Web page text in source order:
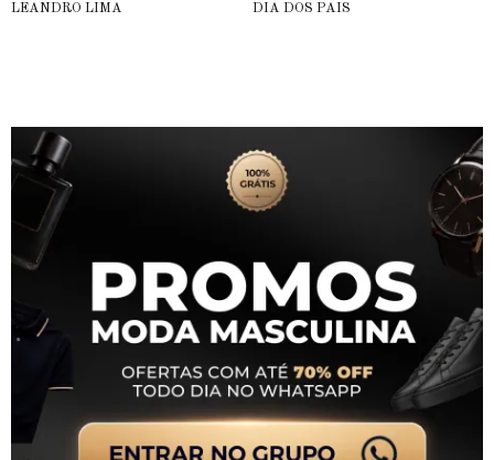
LEANDRO LIMA
DIA DOS PAIS